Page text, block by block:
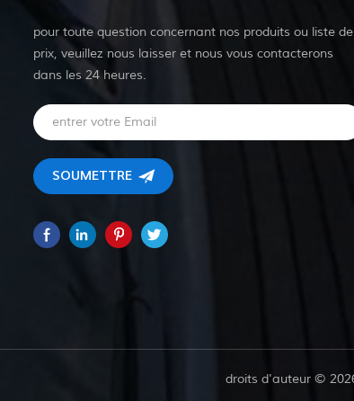
pour toute question concernant nos produits ou liste de
prix, veuillez nous laisser et nous vous contacterons
dans les 24 heures.
droits d'auteur ©